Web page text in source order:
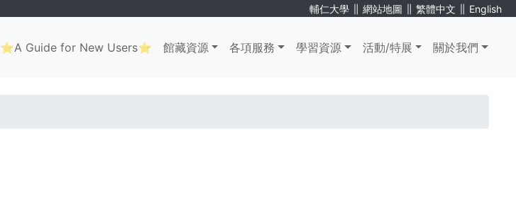
輔仁大學 ∥ 網站地圖 ∥ 繁體中文 ∥ English
Main
navigation
⭐A Guide for New Users⭐ 館藏資源 各項服務 學習資源 活動/特展 關於我們